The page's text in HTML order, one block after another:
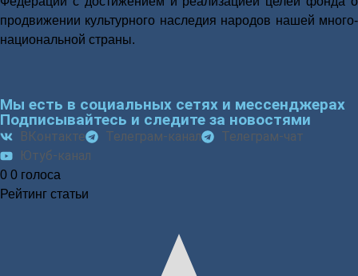
про­дви­же­нии куль­тур­но­го насле­дия наро­дов нашей мно­го­
на­ци­о­наль­ной стра­ны.
Мы есть в социальных сетях и мессенджерах
Подписывайтесь и следите за новостями
ВКонтакте Телеграм-канал
Телеграм-чат
Ютуб-канал
0 0 голоса
Рейтинг статьи